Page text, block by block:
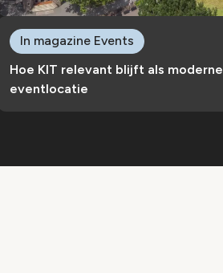
Hoe KIT relevant blijft als moderne
eventlocatie
In magazine Events